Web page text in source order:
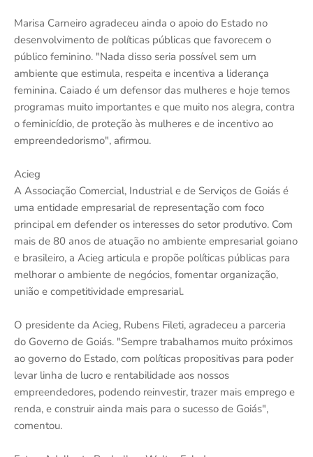
Marisa Carneiro agradeceu ainda o apoio do Estado no
desenvolvimento de políticas públicas que favorecem o
público feminino. "Nada disso seria possível sem um
ambiente que estimula, respeita e incentiva a liderança
feminina. Caiado é um defensor das mulheres e hoje temos
programas muito importantes e que muito nos alegra, contra
o feminicídio, de proteção às mulheres e de incentivo ao
empreendedorismo", afirmou.
Acieg
A Associação Comercial, Industrial e de Serviços de Goiás é
uma entidade empresarial de representação com foco
principal em defender os interesses do setor produtivo. Com
mais de 80 anos de atuação no ambiente empresarial goiano
e brasileiro, a Acieg articula e propõe políticas públicas para
melhorar o ambiente de negócios, fomentar organização,
união e competitividade empresarial.
O presidente da Acieg, Rubens Fileti, agradeceu a parceria
do Governo de Goiás. "Sempre trabalhamos muito próximos
ao governo do Estado, com políticas propositivas para poder
levar linha de lucro e rentabilidade aos nossos
empreendedores, podendo reinvestir, trazer mais emprego e
renda, e construir ainda mais para o sucesso de Goiás",
comentou.